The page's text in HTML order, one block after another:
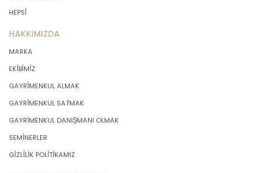
HEPSİ
HAKKIMIZDA
MARKA
EKİBİMİZ
GAYRİMENKUL ALMAK
GAYRİMENKUL SATMAK
GAYRİMENKUL DANIŞMANI OLMAK
SEMİNERLER
GİZLİLİK POLİTİKAMIZ